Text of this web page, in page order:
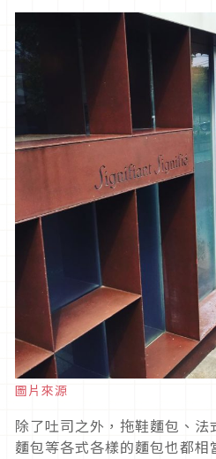
圖片來源
除了吐司之外，拖鞋麵包、法
麵包等各式各樣的麵包也都相